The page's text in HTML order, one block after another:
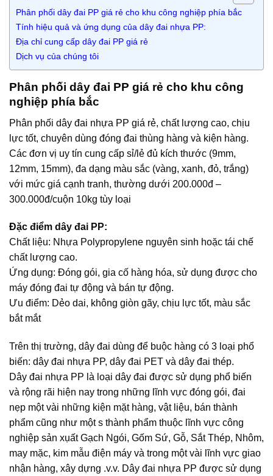
Phân phối dây đai PP giá rẻ cho khu công nghiệp phía bắc
Tính hiệu quả và ứng dụng của dây đai nhựa PP:
Địa chỉ cung cấp dây đai PP giá rẻ
Dịch vụ của chúng tôi
Phân phối dây đai PP giá rẻ cho khu công
nghiệp phía bắc
Phân phối dây đai nhựa PP giá rẻ, chất lượng cao, chịu
lực tốt, chuyên dùng đóng đai thùng hàng và kiện hàng.
Các đơn vị uy tín cung cấp sỉ/lẻ đủ kích thước (9mm,
12mm, 15mm), đa dạng màu sắc (vàng, xanh, đỏ, trắng)
với mức giá cạnh tranh, thường dưới 200.000đ –
300.000đ/cuộn 10kg tùy loại
Đặc điểm dây đai PP:
Chất liệu: Nhựa Polypropylene nguyên sinh hoặc tái chế
chất lượng cao.
Ứng dụng: Đóng gói, gia cố hàng hóa, sử dụng được cho
máy đóng đai tự động và bán tự động.
Ưu điểm: Dẻo dai, không giòn gãy, chịu lực tốt, màu sắc
bắt mắt
Trên thị trường, dây đai dùng để buộc hàng có 3 loại phổ
biến: dây đai nhựa PP, dây đai PET và dây đai thép.
Dây đai nhựa PP là loại dây đai được sử dụng phổ biến
và rộng rãi hiện nay trong những lĩnh vực đóng gói, đai
nẹp một vài những kiện mặt hàng, vật liệu, bán thành
phẩm cũng như một s thành phẩm thuộc lĩnh vực công
nghiệp sản xụất Gạch Ngói, Gốm Sứ, Gỗ, Sắt Thép, Nhôm,
may mặc, kim mẫu điện máy và trong một vài lĩnh vực giao
nhận hàng, xây dựng .v.v. Dây đai nhựa PP được sử dụng